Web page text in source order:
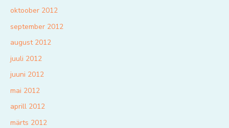
oktoober 2012
september 2012
august 2012
juuli 2012
juuni 2012
mai 2012
aprill 2012
märts 2012